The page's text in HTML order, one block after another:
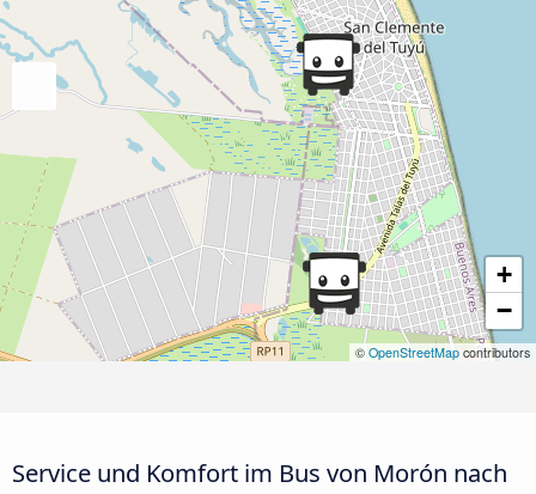
+
−
© OpenStreetMap contributors
Service und Komfort im Bus von Morón nach